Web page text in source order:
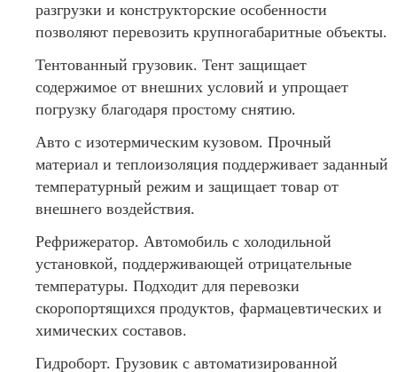
разгрузки и конструкторские особенности
позволяют перевозить крупногабаритные объекты.
Тентованный грузовик. Тент защищает
содержимое от внешних условий и упрощает
погрузку благодаря простому снятию.
Авто с изотермическим кузовом. Прочный
материал и теплоизоляция поддерживает заданный
температурный режим и защищает товар от
внешнего воздействия.
Рефрижератор. Автомобиль с холодильной
установкой, поддерживающей отрицательные
температуры. Подходит для перевозки
скоропортящихся продуктов, фармацевтических и
химических составов.
Гидроборт. Грузовик с автоматизированной